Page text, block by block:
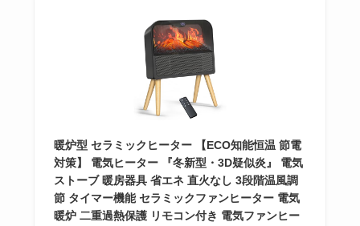
暖炉型 セラミックヒーター 【ECO知能恒温 節電
対策】 電気ヒーター 『冬新型・3D疑似炎』 電気
ストーブ 暖房器具 省エネ 直火なし 3段階温風調
節 タイマー機能 セラミックファンヒーター 電気
暖炉 二重過熱保護 リモコン付き 電気ファンヒー